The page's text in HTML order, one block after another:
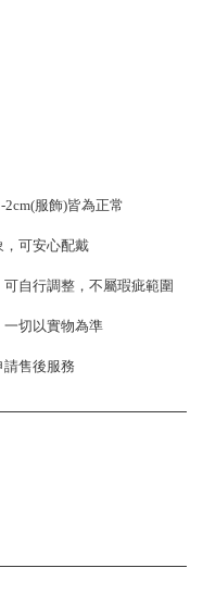
服飾)皆為正常
可安心配戴
自行調整，不屬瑕疵範圍
切以實物為準
售後服務